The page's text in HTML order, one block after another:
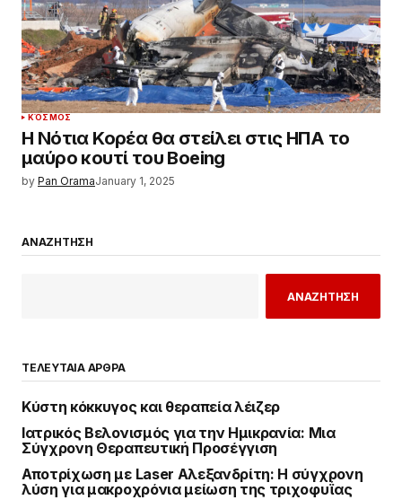
ΚΌΣΜΟΣ
Η Νότια Κορέα θα στείλει στις ΗΠΑ το
μαύρο κουτί του Boeing
by Pan OramaJanuary 1, 2025
ΑΝΑΖΗΤΗΣΗ
ΑΝΑΖΗΤΗΣΗ
ΤΕΛΕΥΤΑΙΑ ΑΡΘΡΑ
Κύστη κόκκυγος και θεραπεία λέιζερ
Ιατρικός Βελονισμός για την Ημικρανία: Μια
Σύγχρονη Θεραπευτική Προσέγγιση
Αποτρίχωση με Laser Αλεξανδρίτη: Η σύγχρονη
λύση για μακροχρόνια μείωση της τριχοφυΐας